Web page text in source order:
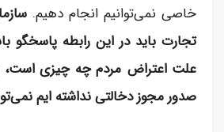
خاصی نمی‌توانیم انجام دهیم.
تجارت باید در این رابطه پاسخگو
علت اعتراض مردم چه چیزی است،
صدور مجوز دخالتی نداشته ایم